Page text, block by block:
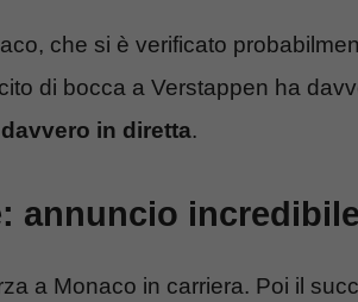
che si è verificato
di bocca a Verstappen ha
in diretta.
annuncio incredibile
a Monaco in carriera. Poi il